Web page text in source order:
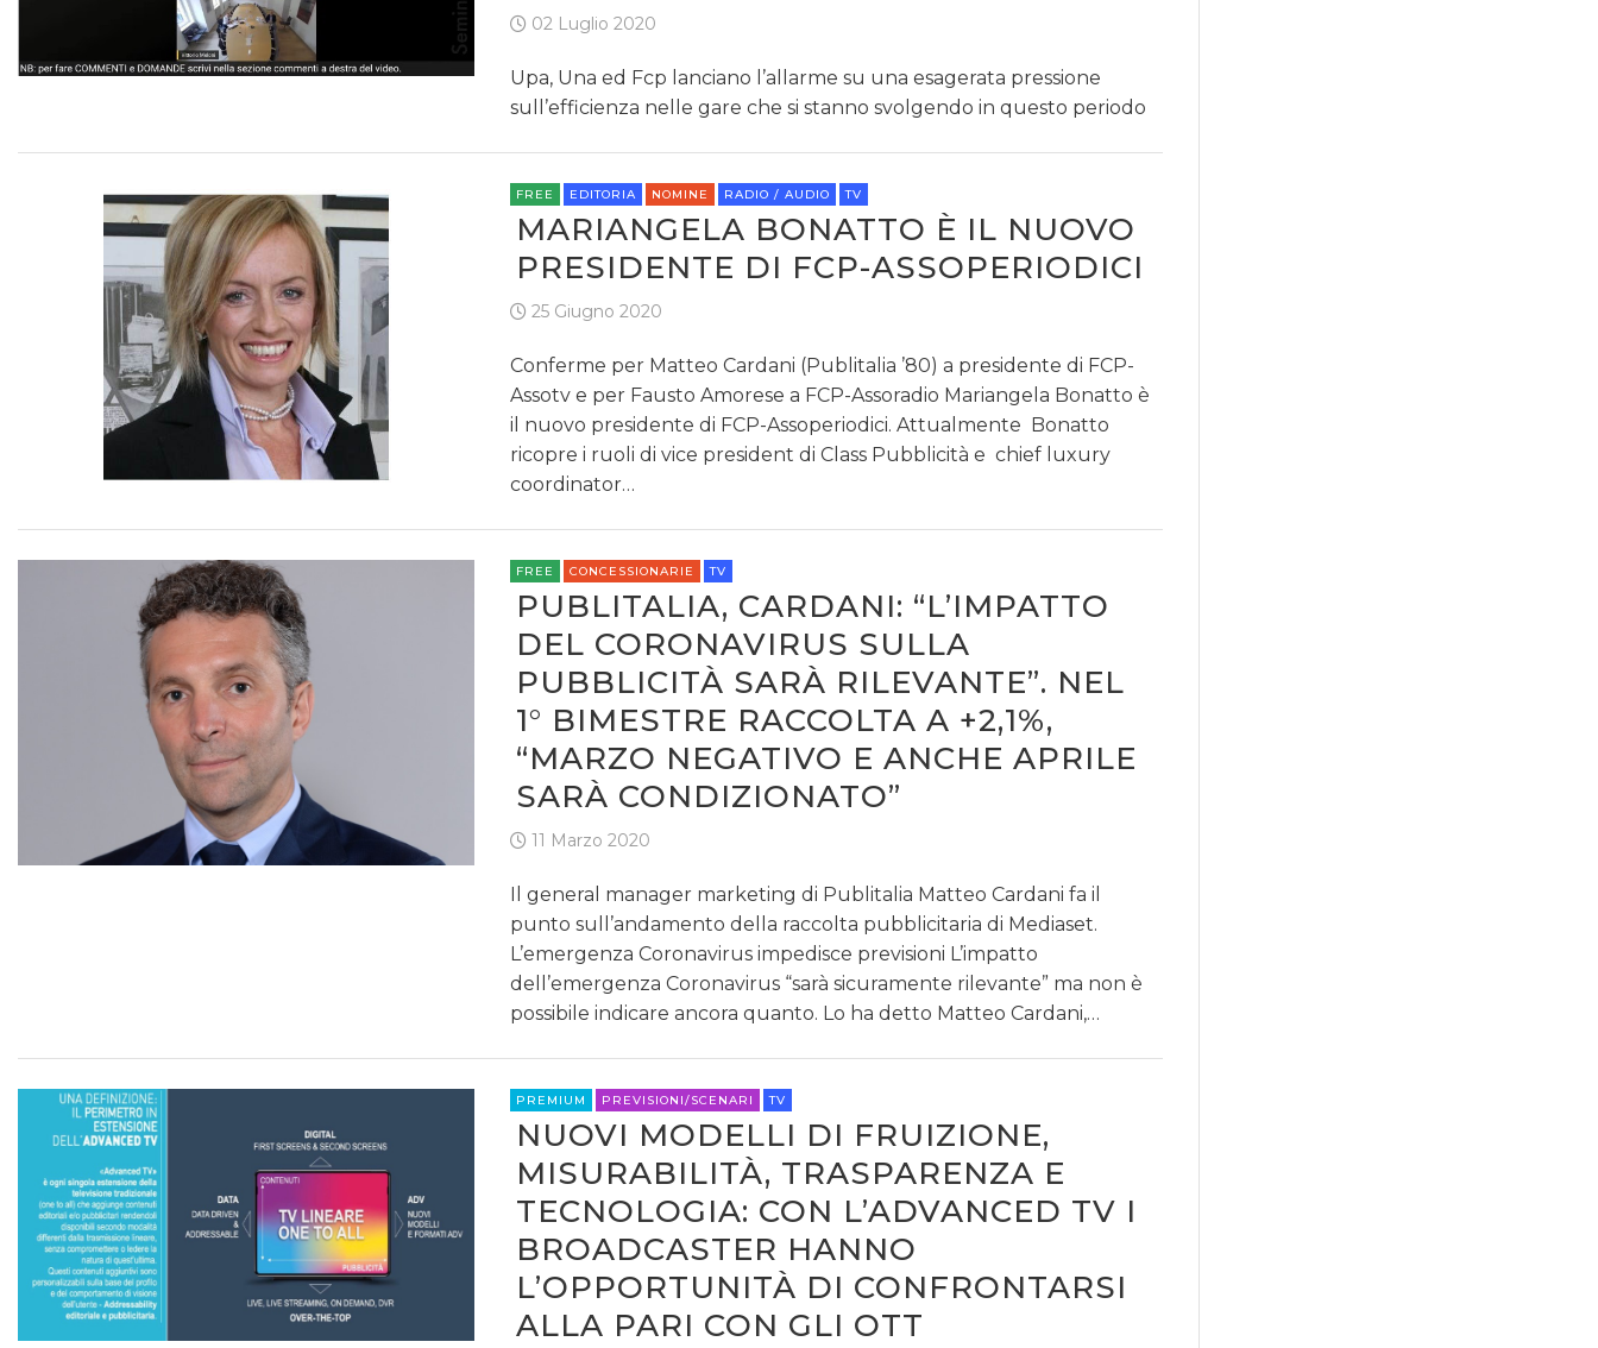
02 Luglio 2020
Upa, Una ed Fcp lanciano l’allarme su una esagerata pressione
sull’efficienza nelle gare che si stanno svolgendo in questo periodo
FREE EDITORIA NOMINE RADIO / AUDIO TV
MARIANGELA BONATTO È IL NUOVO
PRESIDENTE DI FCP-ASSOPERIODICI
25 Giugno 2020
Conferme per Matteo Cardani (Publitalia ’80) a presidente di FCP-
Assotv e per Fausto Amorese a FCP-Assoradio Mariangela Bonatto è
il nuovo presidente di FCP-Assoperiodici. Attualmente Bonatto
ricopre i ruoli di vice president di Class Pubblicità e chief luxury
coordinator…
FREE CONCESSIONARIE TV
PUBLITALIA, CARDANI: “L’IMPATTO
DEL CORONAVIRUS SULLA
PUBBLICITÀ SARÀ RILEVANTE”. NEL
1° BIMESTRE RACCOLTA A +2,1%,
“MARZO NEGATIVO E ANCHE APRILE
SARÀ CONDIZIONATO”
11 Marzo 2020
Il general manager marketing di Publitalia Matteo Cardani fa il
punto sull’andamento della raccolta pubblicitaria di Mediaset.
L’emergenza Coronavirus impedisce previsioni L’impatto
dell’emergenza Coronavirus “sarà sicuramente rilevante” ma non è
possibile indicare ancora quanto. Lo ha detto Matteo Cardani,…
PREMIUM PREVISIONI/SCENARI TV
NUOVI MODELLI DI FRUIZIONE,
MISURABILITÀ, TRASPARENZA E
TECNOLOGIA: CON L’ADVANCED TV I
BROADCASTER HANNO
L’OPPORTUNITÀ DI CONFRONTARSI
ALLA PARI CON GLI OTT